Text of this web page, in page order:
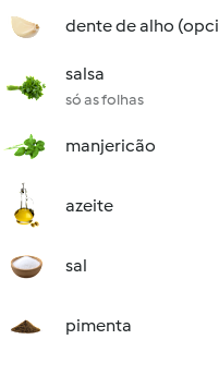
dente de alho
salsa
só as folhas
manjericão
azeite
sal
pimenta